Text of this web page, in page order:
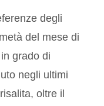
degli
del mese di
grado di
negli ultimi
oltre il